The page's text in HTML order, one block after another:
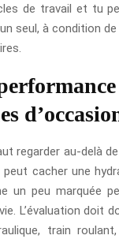
de travail et tu
seul, à condition
regarder au-delà de
peut cacher une
un peu marquée
L’évaluation doit
train